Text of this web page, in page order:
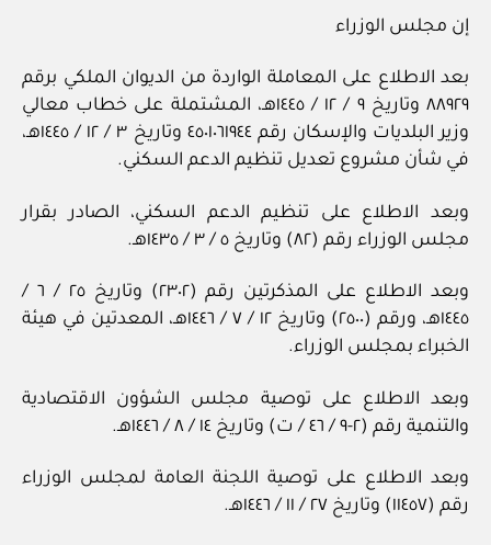
إن مجلس الوزراء
بعد الاطلاع على المعاملة الواردة من الديوان الملكي برقم
٨٨٩٢٩ وتاريخ ٩ / ١٢ / ١٤٤٥هـ، المشتملة على خطاب معالي
وزير البلديات والإسكان رقم ٤٥٠١٠٦١٩٤٤ وتاريخ ٣ / ١٢ / ١٤٤٥هـ،
في شأن مشروع تعديل تنظيم الدعم السكني.
وبعد الاطلاع على تنظيم الدعم السكني، الصادر بقرار
مجلس الوزراء رقم (٨٢) وتاريخ ٥ / ٣ / ١٤٣٥هـ.
وبعد الاطلاع على المذكرتين رقم (٢٣٠٢) وتاريخ ٢٥ / ٦ /
١٤٤٥هـ، ورقم (٢٥٠٠) وتاريخ ١٢ / ٧ / ١٤٤٦هـ، المعدتين في هيئة
الخبراء بمجلس الوزراء.
وبعد الاطلاع على توصية مجلس الشؤون الاقتصادية
والتنمية رقم (٢-٩ / ٤٦ / ت) وتاريخ ١٤ / ٨ / ١٤٤٦هـ.
وبعد الاطلاع على توصية اللجنة العامة لمجلس الوزراء
رقم (١١٤٥٧) وتاريخ ٢٧ / ١١ / ١٤٤٦هـ.